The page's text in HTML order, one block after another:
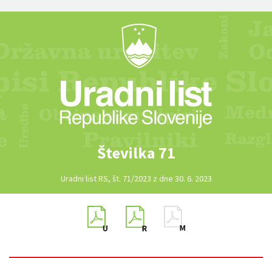
Številka 71
Uradni list RS, št. 71/2023 z dne 30. 6. 2023